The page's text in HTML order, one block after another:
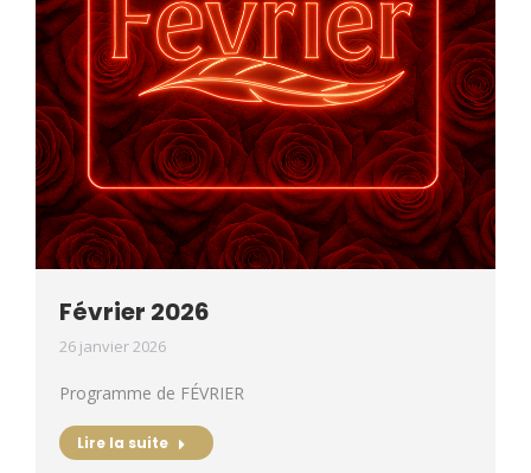
Février 2026
26 janvier 2026
Programme de FÉVRIER
Lire la suite